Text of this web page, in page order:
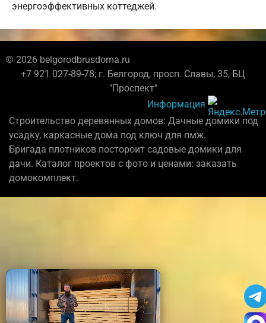
энергоэффективных коттеджей.
© 2026 belgorodbrusdoma.ru
+7 921 027-89-78; г. Белгород, просп. Славы, 35, БЦ
"Проспект"
Информация
Строительство деревянных домов: Дачные домики под
усадку, каркасные дома под ключ для пмж.
Бригада плотников постороит садовые домики для
дачи. Каталог проектов с фото и ценами: заказать
домокомплект.